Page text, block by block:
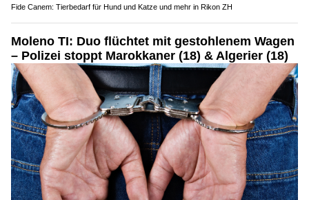
Fide Canem: Tierbedarf für Hund und Katze und mehr in Rikon ZH
Moleno TI: Duo flüchtet mit gestohlenem Wagen
– Polizei stoppt Marokkaner (18) & Algerier (18)